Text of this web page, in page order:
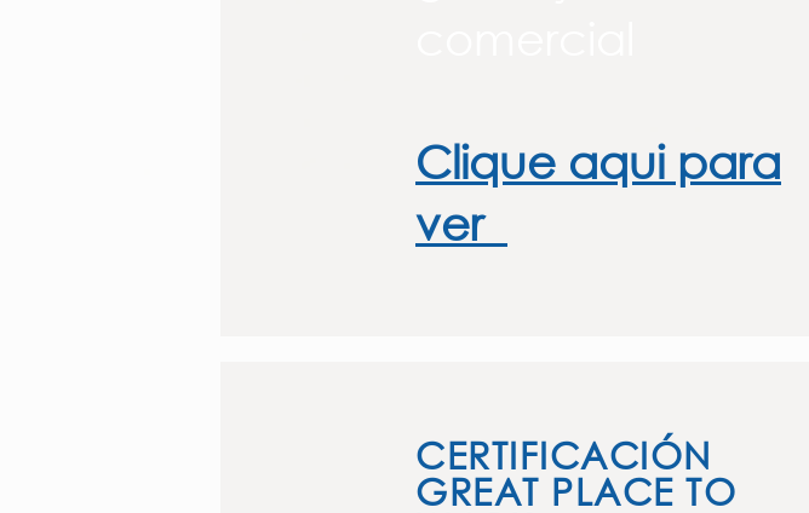
Clique aqui para
ver
CERTIFICACIÓN
GREAT PLACE TO